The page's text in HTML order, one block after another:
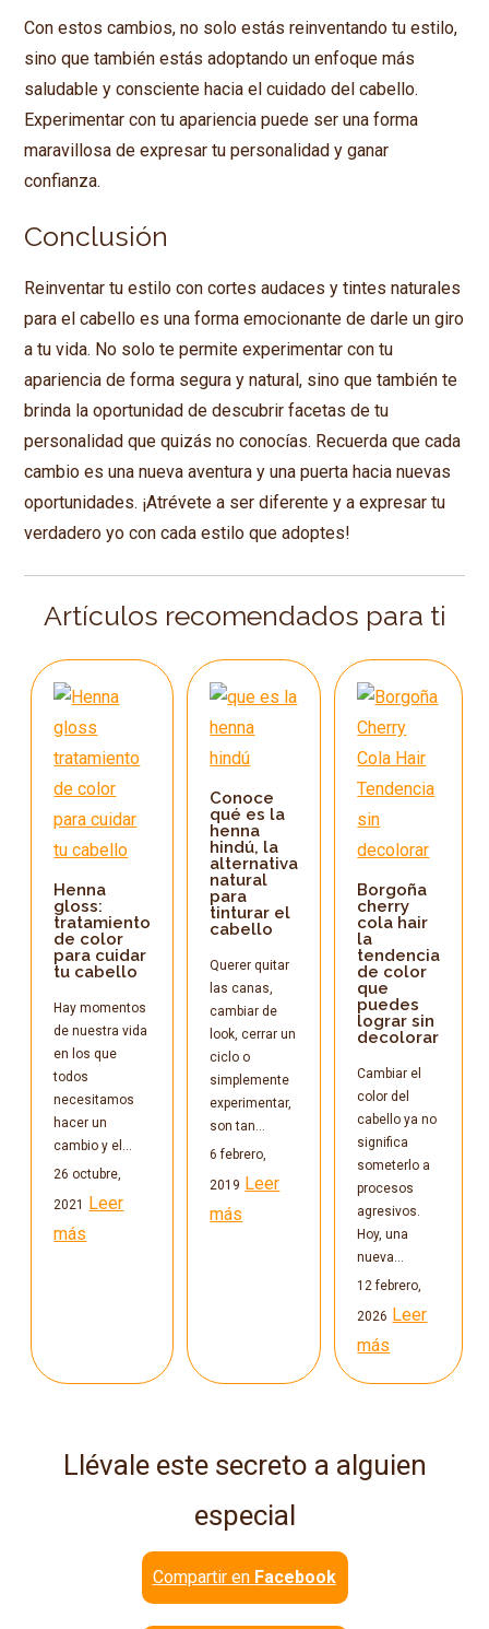
Con estos cambios, no solo estás reinventando tu estilo,
sino que también estás adoptando un enfoque más
saludable y consciente hacia el cuidado del cabello.
Experimentar con tu apariencia puede ser una forma
maravillosa de expresar tu personalidad y ganar
confianza.
Conclusión
Reinventar tu estilo con cortes audaces y tintes naturales
para el cabello es una forma emocionante de darle un giro
a tu vida. No solo te permite experimentar con tu
apariencia de forma segura y natural, sino que también te
brinda la oportunidad de descubrir facetas de tu
personalidad que quizás no conocías. Recuerda que cada
cambio es una nueva aventura y una puerta hacia nuevas
oportunidades. ¡Atrévete a ser diferente y a expresar tu
verdadero yo con cada estilo que adoptes!
Artículos recomendados para ti
Henna
gloss:
tratamiento
de color
para cuidar
tu cabello
Hay momentos
de nuestra vida
en los que
todos
necesitamos
hacer un
cambio y el…
26 octubre,
2021 Leer
más
Conoce
qué es la
henna
hindú, la
alternativa
natural
para
tinturar el
cabello
Querer quitar
las canas,
cambiar de
look, cerrar un
ciclo o
simplemente
experimentar,
son tan…
6 febrero,
2019 Leer
más
Borgoña
cherry
cola hair
la
tendencia
de color
que
puedes
lograr sin
decolorar
Cambiar el
color del
cabello ya no
significa
someterlo a
procesos
agresivos.
Hoy, una
nueva…
12 febrero,
2026 Leer
más
Llévale este secreto a alguien
especial
Compartir en Facebook